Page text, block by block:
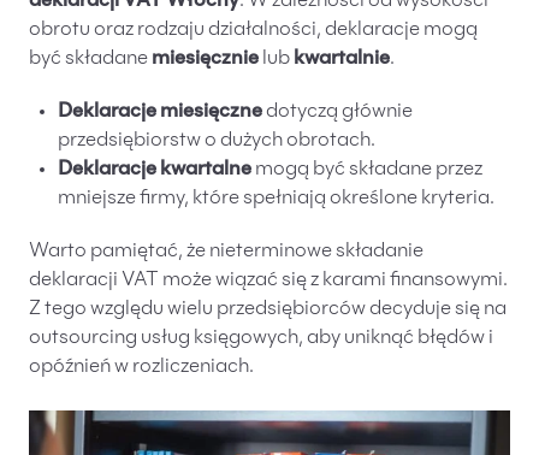
obrotu oraz rodzaju działalności, deklaracje mogą
być składane miesięcznie lub kwartalnie.
Deklaracje miesięcznedotyczą głównie
przedsiębiorstw o dużych obrotach.
Deklaracje kwartalne mogą być składane przez
mniejsze firmy, które spełniają określone kryteria.
Warto pamiętać, że nieterminowe składanie
deklaracji VAT może wiązać się z karami finansowymi.
Z tego względu wielu przedsiębiorców decyduje się na
outsourcing usług księgowych, aby uniknąć błędów i
opóźnień w rozliczeniach.